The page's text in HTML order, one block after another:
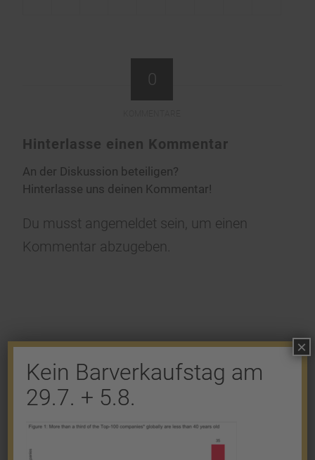
0
Hinterlasse einen Kommentar
An der Diskussion beteiligen?
Hinterlasse uns deinen Kommentar!
Du musst angemeldet sein, um einen
Kommentar abzugeben.
Gold
Palladium
Kein Barverkaufstag am
29.7. + 5.8.
×